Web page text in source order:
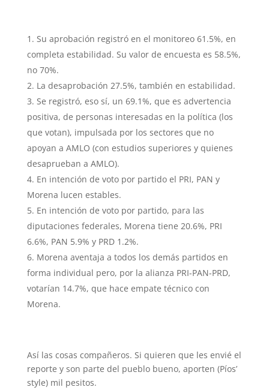
Su aprobación registró en el monitoreo 61.5%, en
completa estabilidad. Su valor de encuesta es 58.5%,
no 70%.
La desaprobación 27.5%, también en estabilidad.
Se registró, eso sí, un 69.1%, que es advertencia
positiva, de personas interesadas en la política (los
que votan), impulsada por los sectores que no
apoyan a AMLO (con estudios superiores y quienes
desaprueban a AMLO).
En intención de voto por partido el PRI, PAN y
Morena lucen estables.
En intención de voto por partido, para las
diputaciones federales, Morena tiene 20.6%, PRI
6.6%, PAN 5.9% y PRD 1.2%.
Morena aventaja a todos los demás partidos en
forma individual pero, por la alianza PRI-PAN-PRD,
votarían 14.7%, que hace empate técnico con
Morena.
Así las cosas compañeros. Si quieren que les envié el
reporte y son parte del pueblo bueno, aporten (Píos’
style) mil pesitos.